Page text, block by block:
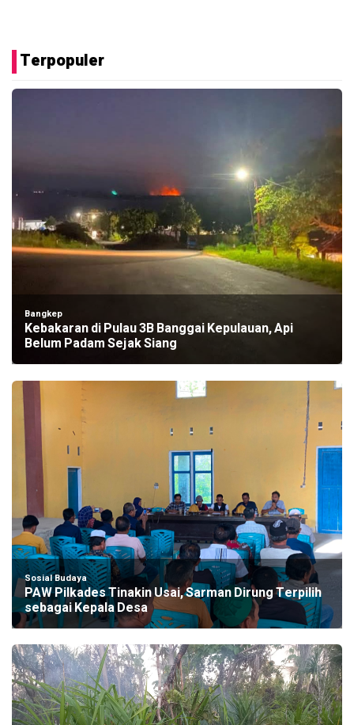
Terpopuler
Bangkep
Kebakaran di Pulau 3B Banggai Kepulauan, Api
Belum Padam Sejak Siang
Sosial Budaya
PAW Pilkades Tinakin Usai, Sarman Dirung Terpilih
sebagai Kepala Desa